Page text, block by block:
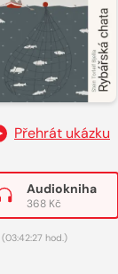
Přehrát ukázku
Audiokniha
368 Kč
(03:42:27 hod.)